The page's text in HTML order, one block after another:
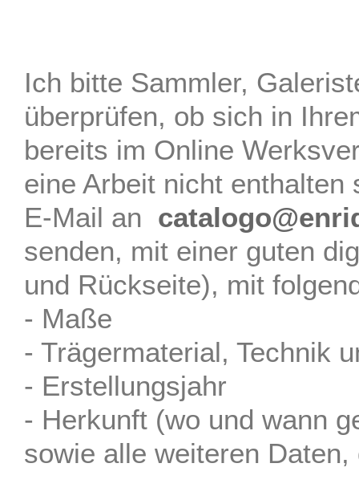
Ich bitte Sammler,
überprüfen, ob sich in
bereits im Online
eine Arbeit nicht
E-Mail an
senden, mit einer guten
und Rückseite), mit
- Maße
- Trägermaterial, Technik
- Erstellungsjahr
- Herkunft (wo und wann
sowie alle weiteren